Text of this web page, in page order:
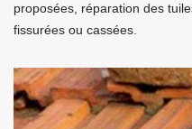
proposées, réparation des
fissurées ou cassées.